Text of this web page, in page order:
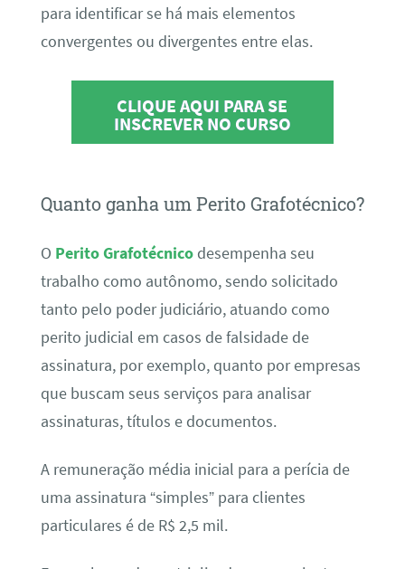
para identificar se há mais elementos
convergentes ou divergentes entre elas.
CLIQUE AQUI PARA SE
INSCREVER NO CURSO
Quanto ganha um Perito Grafotécnico?
O Perito Grafotécnicodesempenha seu
trabalho como autônomo, sendo solicitado
tanto pelo poder judiciário, atuando como
perito judicial em casos de falsidade de
assinatura, por exemplo, quanto por empresas
que buscam seus serviços para analisar
assinaturas, títulos e documentos.
A remuneração média inicial para a perícia de
uma assinatura “simples” para clientes
particulares é de R$ 2,5 mil.